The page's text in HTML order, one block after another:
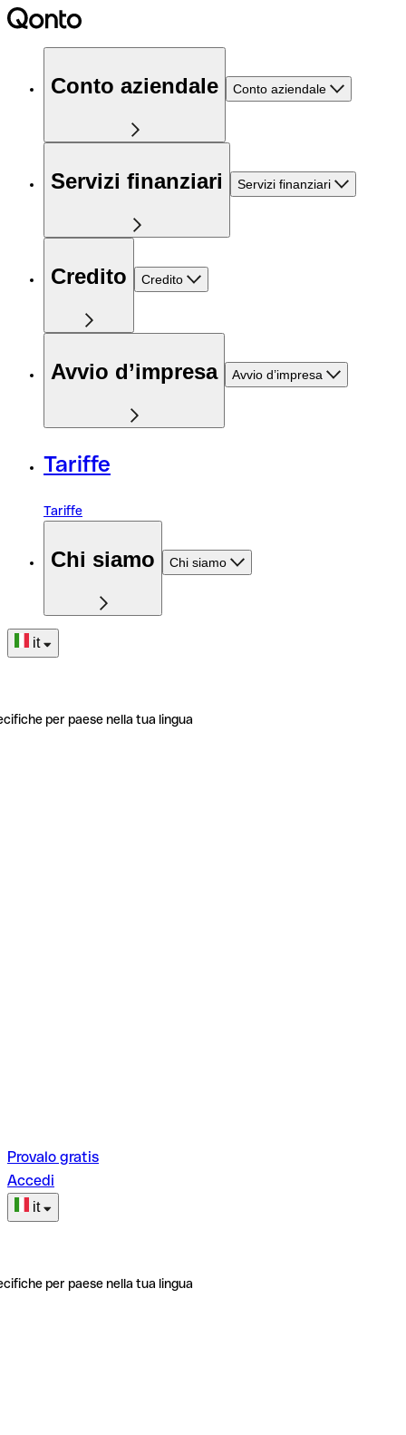
Conto aziendale Conto aziendale
Servizi finanziari Servizi finanziari
Credito Credito
Avvio d’impresa Avvio d’impresa
Tariffe
Tariffe
Chi siamo Chi siamo
it
per paese nella tua lingua
Provalo gratis
Accedi
it
per paese nella tua lingua